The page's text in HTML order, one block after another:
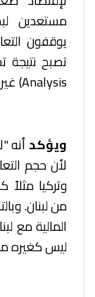
مستعدين
يوقفون
Analysis) غير مربحة من التعامل مع هذه الدولة.
ويؤكدأنه
لأن حجم
وتركيا مثلاً
من لبنان.
المالية مع
ليس كغيره